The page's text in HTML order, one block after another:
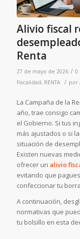
Alivio fiscal
Renta
27 de mayo de 2026 / 0
Fiscalidad, RENTA / por
La Campaña de la
año, trae consigo
el Gobierno. Si tus
más ajustados o si
situación de
Existen nuevas
ofrecer un alivio
evitando que
confeccionar tu
A continuación,
normativas que
tu bolsillo en esta